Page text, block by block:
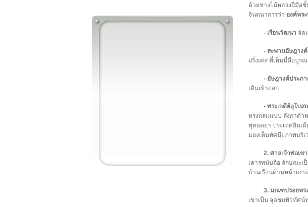
ด้วยช่างไม้หลวงฝีมือ
จินตนาการว่า องค์พร
- เรือนวัฒนา จัด
- สะพานอัษฎางค์
ฝรั่งเศส ที่เห็นนี่คือบูร
- อัษฎางค์ประภ
เดินเข้าออก
- พระเจดีย์อุโบสถ
ทรงกลมแบบ ลังกาตัว
พุทธคยา ประเทศอินเ
มองเห็นทัศนียภาพบริ
2. ศาลเจ้าพ่อเข
เคารพนับถือ ลักษณะเ
บ้านเรือนด้านหน้าเกา
3. มณฑปรอยพร
เขาเป็น จุดชมทิวทัศน์